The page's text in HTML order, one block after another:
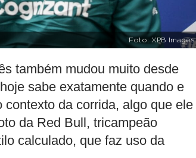
Foto: XPB Images
também mudou muito desde
sabe exatamente quando e
da corrida, algo que ele
da Red Bull, tricampeão
calculado, que faz uso da